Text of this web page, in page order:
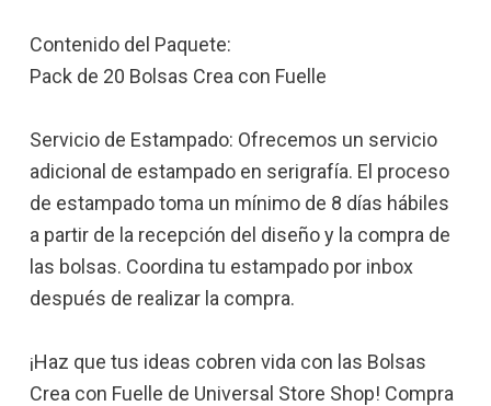
Contenido del Paquete:
Pack de 20 Bolsas Crea con Fuelle
Servicio de Estampado: Ofrecemos un servicio
adicional de estampado en serigrafía. El proceso
de estampado toma un mínimo de 8 días hábiles
a partir de la recepción del diseño y la compra de
las bolsas. Coordina tu estampado por inbox
después de realizar la compra.
¡Haz que tus ideas cobren vida con las Bolsas
Crea con Fuelle de Universal Store Shop! Compra